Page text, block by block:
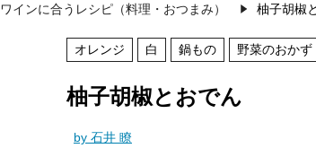
ワインに合うレシピ（料理・おつまみ） 柚子胡椒
オレンジ 白 鍋もの 野菜のおかず
柚子胡椒とおでん
by 石井 瞭